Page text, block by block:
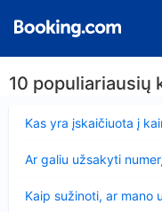
10 populiariausių
Kas yra įskaičiuota į
Ar galiu užsakyti
Kaip sužinoti, ar mano